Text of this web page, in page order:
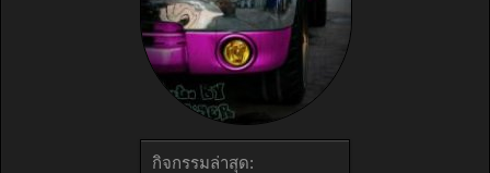
กิจกรรมล่าสุด: